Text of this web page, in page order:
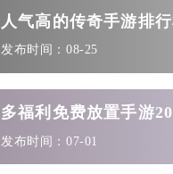
人气高的传奇手游排
发布时间：08-25
多福利免费放置手游
发布时间：07-01